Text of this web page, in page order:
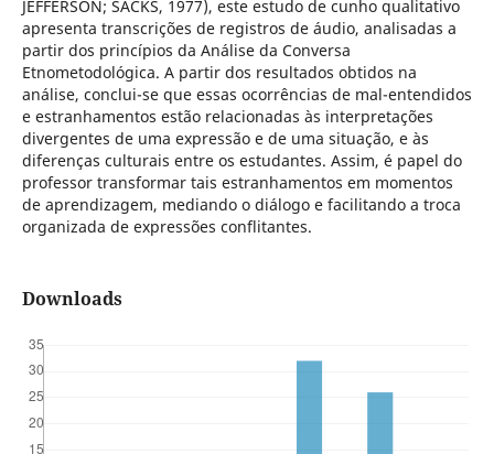
JEFFERSON; SACKS, 1977), este estudo de cunho qualitativo
apresenta transcrições de registros de áudio, analisadas a
partir dos princípios da Análise da Conversa
Etnometodológica. A partir dos resultados obtidos na
análise, conclui-se que essas ocorrências de mal-entendidos
e estranhamentos estão relacionadas às interpretações
divergentes de uma expressão e de uma situação, e às
diferenças culturais entre os estudantes. Assim, é papel do
professor transformar tais estranhamentos em momentos
de aprendizagem, mediando o diálogo e facilitando a troca
organizada de expressões conflitantes.
Downloads